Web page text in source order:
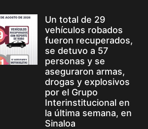
Un total de 29
vehículos robados
fueron recuperados,
se detuvo a 57
personas y se
aseguraron armas,
drogas y explosivos
por el Grupo
Interinstitucional en
la última semana, en
Sinaloa